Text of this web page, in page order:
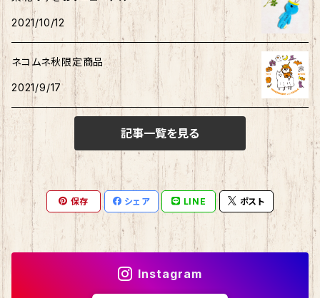
ウィッシュミーメル
リトルツインスターズ
あひるのペックル
おさるのもんきち
マロンクリーム
みんなのたあ坊
コロコロくりりん
むすび丸
秋田犬
ご当地ハムスター
しばっころ
ポプテピピック
わさお
ご当地ハムスター
おそ松さん
サンリオキャラクター他
御朱印帳
ノート
缶バッチ
消しゴム
スライド缶
しおり
マスク
アクリルスタンド
2021/10/12
ネコムネ秋限定商品
2021/9/17
記事一覧を見る
保存 シェア LINE ポスト
Instagram